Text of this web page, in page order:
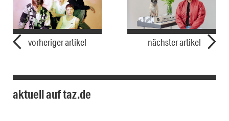
vorheriger artikel nächster artikel
aktuell auf taz.de